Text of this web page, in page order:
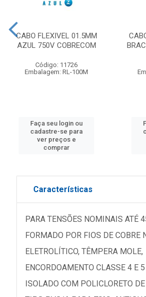
CABO FLEXIVEL 01.5MM
AZUL 750V COBRECOM
Código: 11726
Embalagem: RL-100M
Faça seu login ou
cadastre-se para
ver preços e
comprar
Características
PARA TENSÕES NOMINAIS ATÉ
FORMADO POR FIOS DE COBRE
ELETROLÍTICO, TÊMPERA MOLE,
ENCORDOAMENTO CLASSE 4 E
ISOLADO COM POLICLORETO